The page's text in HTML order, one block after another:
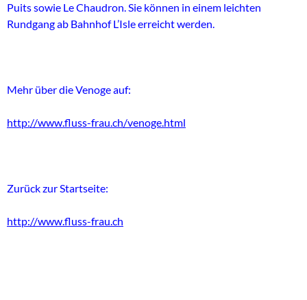
Puits sowie Le Chaudron. Sie können in einem leichten
Rundgang ab Bahnhof L’Isle erreicht werden.
Mehr über die Venoge auf:
http://www.fluss-frau.ch/venoge.html
Zurück zur Startseite:
http://www.fluss-frau.ch